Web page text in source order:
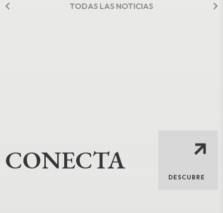
TODAS LAS NOTICIAS
CONECTA
DESCUBRE